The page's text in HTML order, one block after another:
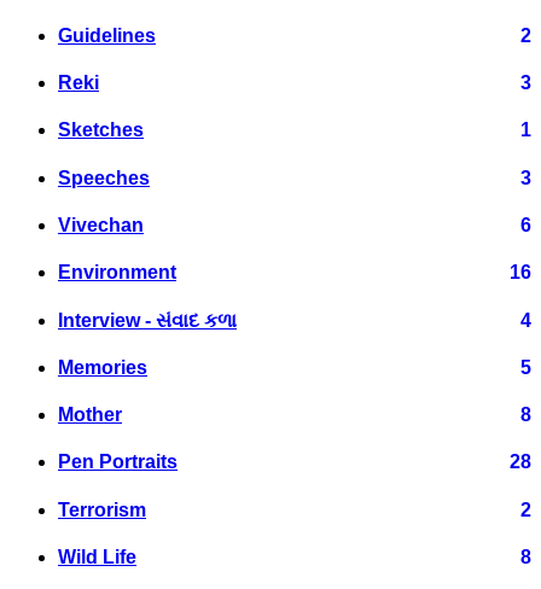
Guidelines 2
Reki 3
Sketches 1
Speeches 3
Vivechan 6
Environment 16
Interview - સંવાદ કળા 4
Memories 5
Mother 8
Pen Portraits 28
Terrorism 2
Wild Life 8